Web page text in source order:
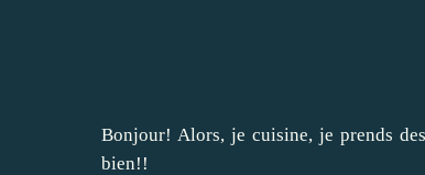
Bonjour! Alors, je cuisine, je prends
bien!!